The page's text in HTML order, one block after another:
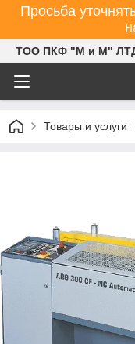
Просьба
ТОО ПКФ "М и М" ЛТД
Товары и услуги